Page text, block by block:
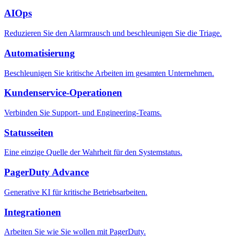
AIOps
Reduzieren Sie den Alarmrausch und beschleunigen Sie die Triage.
Automatisierung
Beschleunigen Sie kritische Arbeiten im gesamten Unternehmen.
Kundenservice-Operationen
Verbinden Sie Support- und Engineering-Teams.
Statusseiten
Eine einzige Quelle der Wahrheit für den Systemstatus.
PagerDuty Advance
Generative KI für kritische Betriebsarbeiten.
Integrationen
Arbeiten Sie wie Sie wollen mit PagerDuty.